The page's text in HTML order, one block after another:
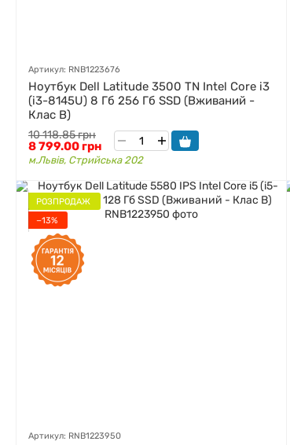
Артикул: RNB1223676
Ноутбук Dell Latitude 3500 TN Intel Core i3
(i3-8145U) 8 Гб 256 Гб SSD (Вживаний -
Клас B)
10 118.85 грн
8 799.00 грн
м.Львів, Стрийська 202
РОЗПРОДАЖ
−13%
Артикул: RNB1223950